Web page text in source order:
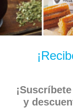
y
🧉 Clásicos
Inicio Kiosko
Fantoche –